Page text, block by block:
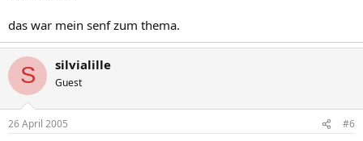
das war mein senf zum thema.
S silvialille
Guest
26 April 2005 #6